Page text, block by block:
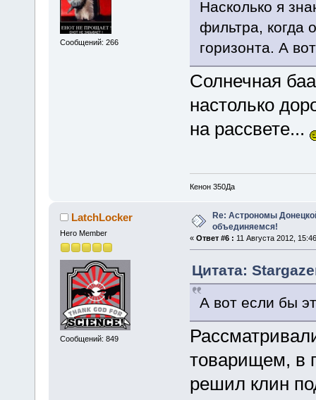
Сообщений: 266
Насколько я
фильтра, когда
горизонта. А
Солнечная
настолько
на рассвете...
Кенон 350Да
LatchLocker
Hero Member
Сообщений: 849
Re: Астрономы
объединяемся!
« Ответ #6 : 11 Августа 2012,
Цитата:
А вот если бы
товарищем, в
решил клин